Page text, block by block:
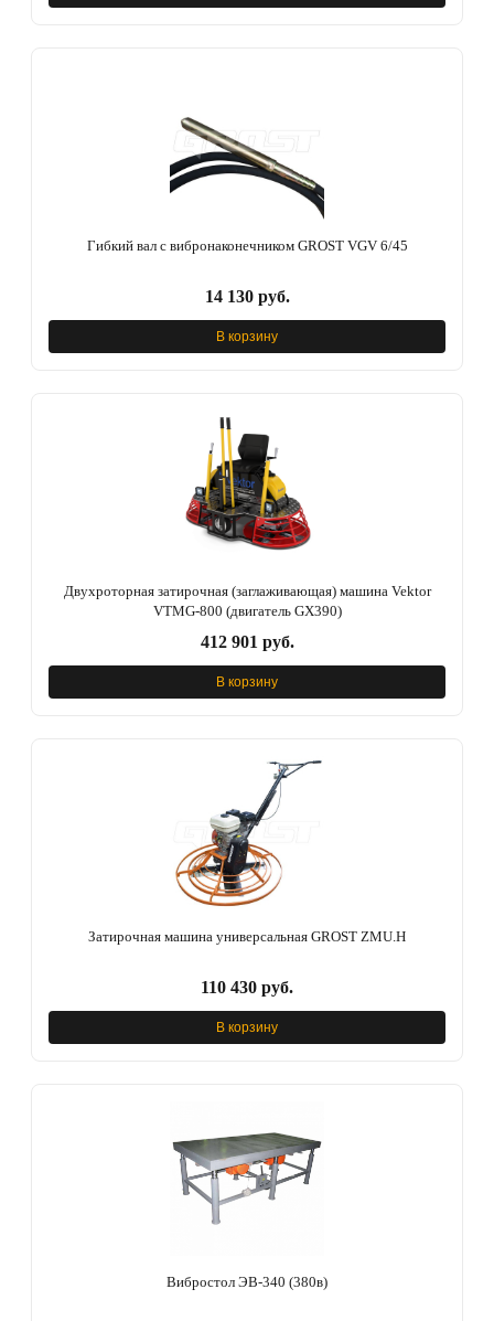
Гибкий вал с вибронаконечником GROST VGV 6/45
14 130 руб.
В корзину
Двухроторная затирочная (заглаживающая) машина Vektor
VTMG-800 (двигатель GX390)
412 901 руб.
В корзину
Затирочная машина универсальная GROST ZMU.H
110 430 руб.
В корзину
Вибростол ЭВ-340 (380в)